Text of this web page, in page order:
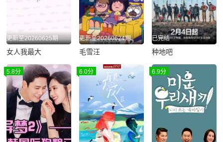
更新至20260625期
女人我最大
更新至20260624期
毛雪汪
已完结
种地吧
5.8分 6.0分 6.9分